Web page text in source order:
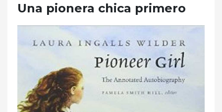
Una pionera chica primero